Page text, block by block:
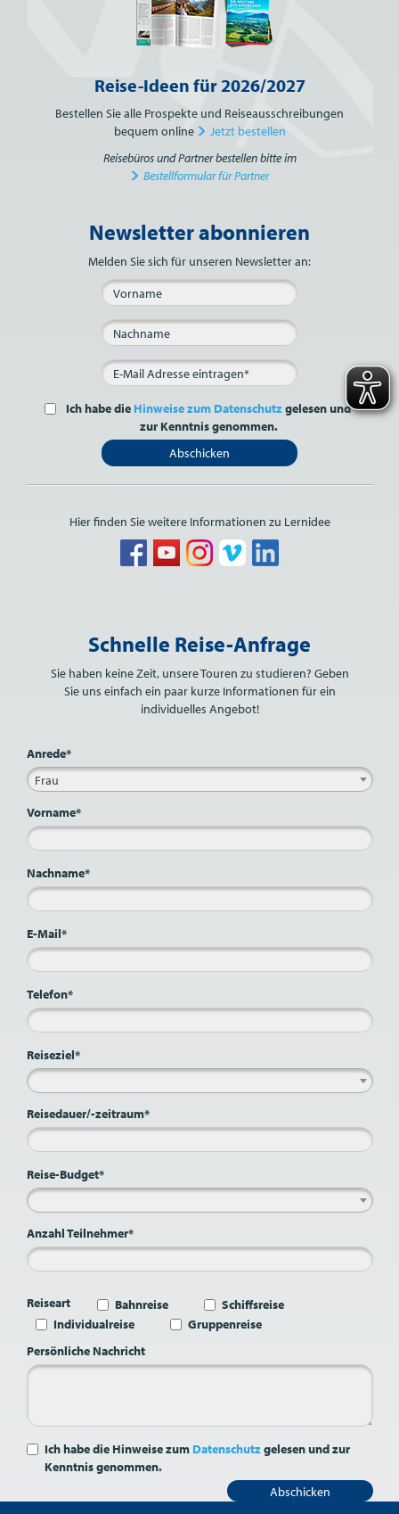
Reise-Ideen für 2026/2027
Bestellen Sie alle Prospekte und Reiseausschreibungen
bequem online
Jetzt bestellen
Reisebüros und Partner bestellen bitte im
Bestellformular für Partner
Bitte nicht ausfüllen.
Newsletter abonnieren
Melden Sie sich für unseren Newsletter an:
Ich habe die Hinweise zum Datenschutzgelesen und
zur Kenntnis genommen.
Abschicken
Hier finden Sie weitere Informationen zu Lernidee
Schnelle Reise-Anfrage
Sie haben keine Zeit, unsere Touren zu studieren? Geben
Sie uns einfach ein paar kurze Informationen für ein
individuelles Angebot!
Anrede*
Frau
Vorname*
Nachname*
E-Mail*
Telefon*
Reiseziel*
Reisedauer/-zeitraum*
Reise-Budget*
Anzahl Teilnehmer*
Reiseart Bahnreise
Schiffsreise
Individualreise
Gruppenreise
Persönliche Nachricht
Ich habe die Hinweise zum Datenschutzgelesen und zur
Kenntnis genommen.
Abschicken